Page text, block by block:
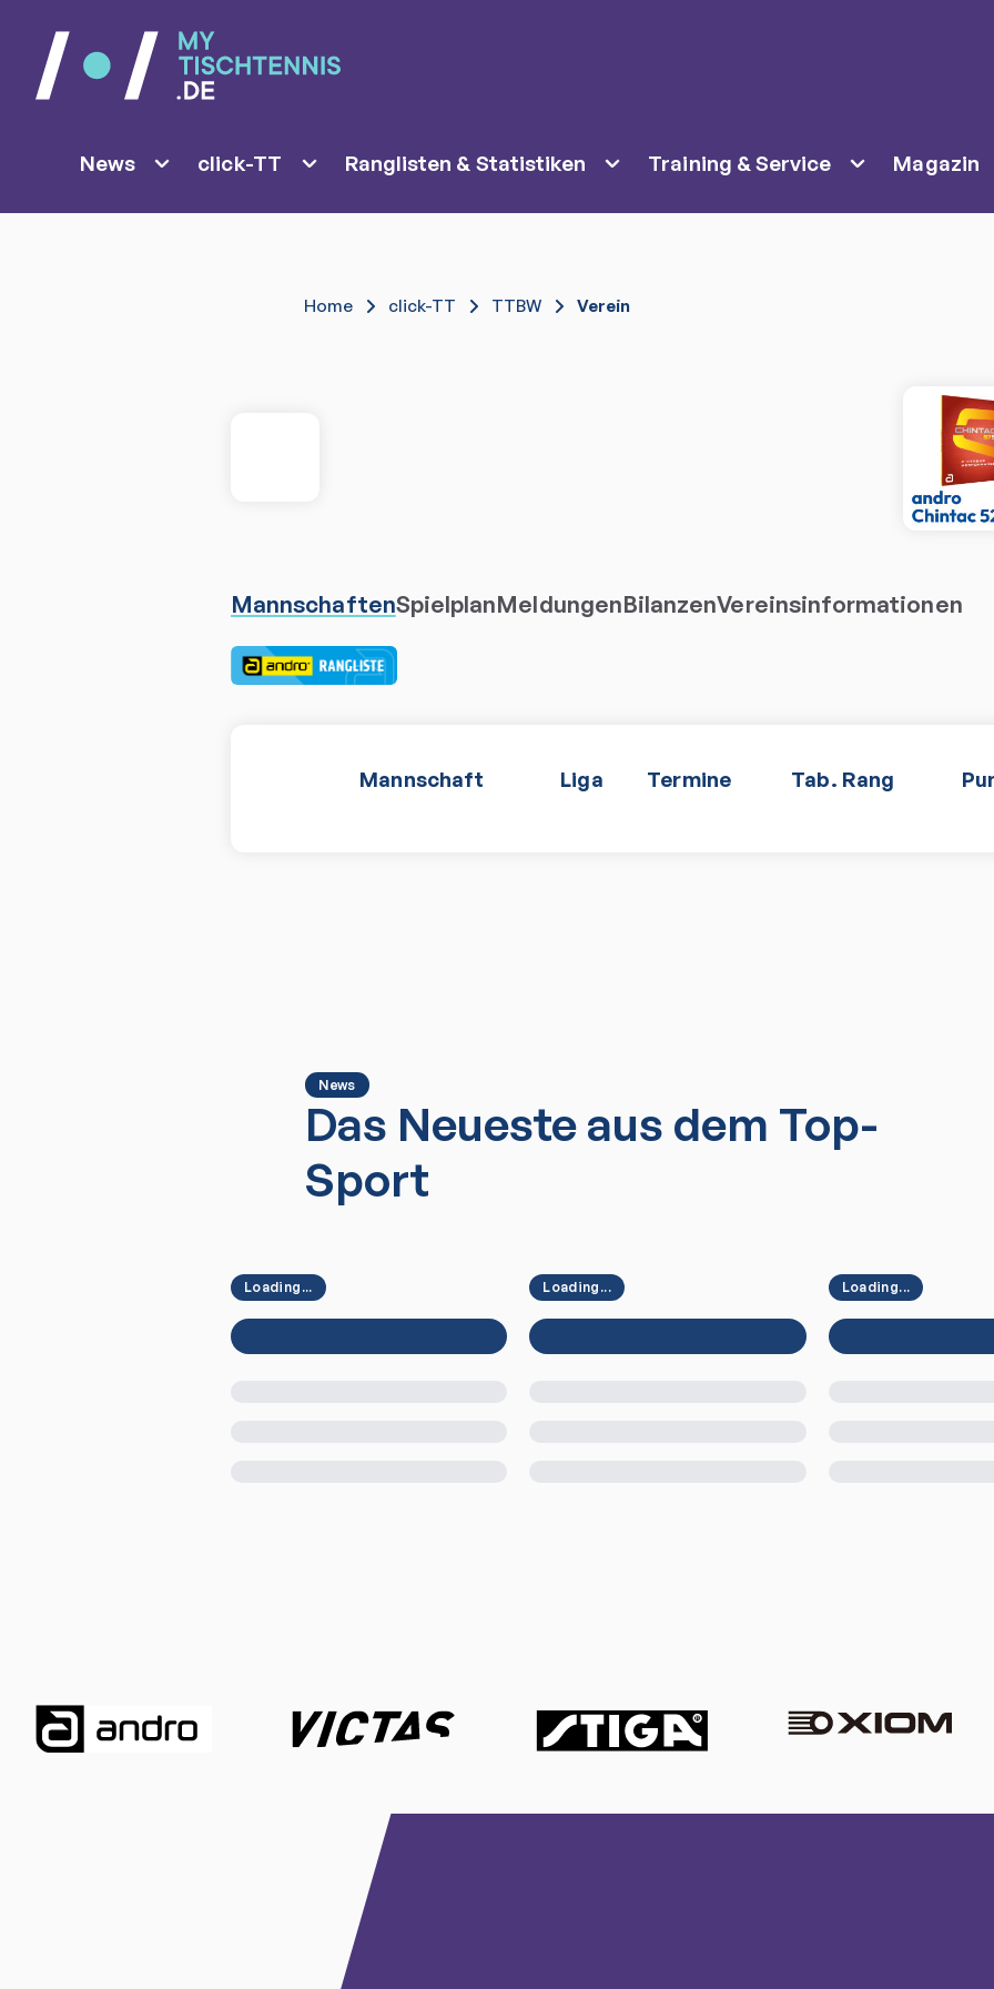
News click-TT Ranglisten & Statistiken Training & Service Magazin
Home click-TT TTBW Verein
MannschaftenSpielplanMeldungenBilanzenVereinsinformationen
Mannschaft Liga Termine Tab. Rang
News
Das Neueste aus dem Top-
Sport
Loading... Loading... Loading...